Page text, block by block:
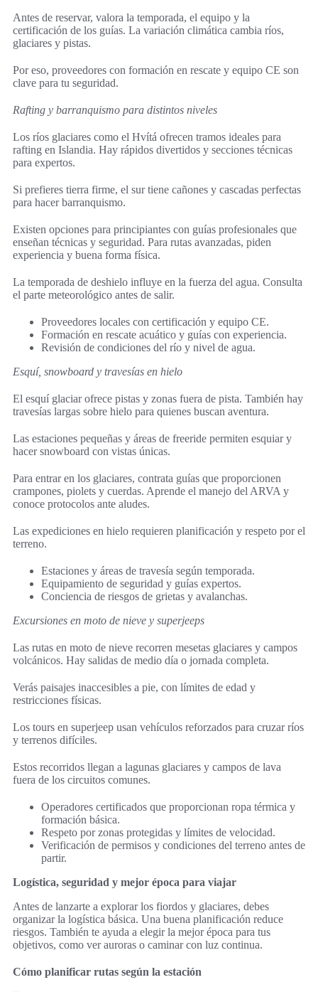
Antes de reservar, valora la temporada, el equipo y la
certificación de los guías. La variación climática cambia ríos,
glaciares y pistas.
Por eso, proveedores con formación en rescate y equipo CE son
clave para tu seguridad.
Rafting y barranquismo para distintos niveles
Los ríos glaciares como el Hvítá ofrecen tramos ideales para
rafting en Islandia. Hay rápidos divertidos y secciones técnicas
para expertos.
Si prefieres tierra firme, el sur tiene cañones y cascadas perfectas
para hacer barranquismo.
Existen opciones para principiantes con guías profesionales que
enseñan técnicas y seguridad. Para rutas avanzadas, piden
experiencia y buena forma física.
La temporada de deshielo influye en la fuerza del agua. Consulta
el parte meteorológico antes de salir.
Proveedores locales con certificación y equipo CE.
Formación en rescate acuático y guías con experiencia.
Revisión de condiciones del río y nivel de agua.
Esquí, snowboard y travesías en hielo
El esquí glaciar ofrece pistas y zonas fuera de pista. También hay
travesías largas sobre hielo para quienes buscan aventura.
Las estaciones pequeñas y áreas de freeride permiten esquiar y
hacer snowboard con vistas únicas.
Para entrar en los glaciares, contrata guías que proporcionen
crampones, piolets y cuerdas. Aprende el manejo del ARVA y
conoce protocolos ante aludes.
Las expediciones en hielo requieren planificación y respeto por el
terreno.
Estaciones y áreas de travesía según temporada.
Equipamiento de seguridad y guías expertos.
Conciencia de riesgos de grietas y avalanchas.
Excursiones en moto de nieve y superjeeps
Las rutas en moto de nieve recorren mesetas glaciares y campos
volcánicos. Hay salidas de medio día o jornada completa.
Verás paisajes inaccesibles a pie, con límites de edad y
restricciones físicas.
Los tours en superjeep usan vehículos reforzados para cruzar ríos
y terrenos difíciles.
Estos recorridos llegan a lagunas glaciares y campos de lava
fuera de los circuitos comunes.
Operadores certificados que proporcionan ropa térmica y
formación básica.
Respeto por zonas protegidas y límites de velocidad.
Verificación de permisos y condiciones del terreno antes de
partir.
Logística, seguridad y mejor época para viajar
Antes de lanzarte a explorar los fiordos y glaciares, debes
organizar la logística básica. Una buena planificación reduce
riesgos. También te ayuda a elegir la mejor época para tus
objetivos, como ver auroras o caminar con luz continua.
Cómo planificar rutas según la estación